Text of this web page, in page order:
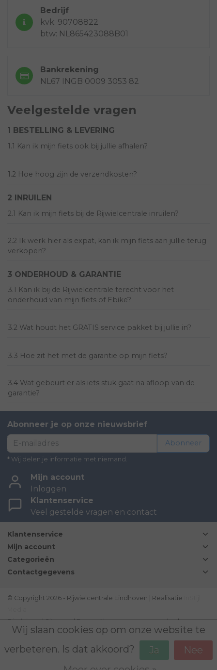
Bedrijf
kvk: 90708822
btw: NL865423088B01
Bankrekening
NL67 INGB 0009 3053 82
Veelgestelde vragen
1 BESTELLING & LEVERING
1.1 Kan ik mijn fiets ook bij jullie afhalen?
1.2 Hoe hoog zijn de verzendkosten?
2 INRUILEN
2.1 Kan ik mijn fiets bij de Rijwielcentrale inruilen?
2.2 Ik werk hier als expat, kan ik mijn fiets aan jullie terug
verkopen?
3 ONDERHOUD & GARANTIE
3.1 Kan ik bij de Rijwielcentrale terecht voor het
onderhoud van mijn fiets of Ebike?
3.2 Wat houdt het GRATIS service pakket bij jullie in?
3.3 Hoe zit het met de garantie op mijn fiets?
3.4 Wat gebeurt er als iets stuk gaat na afloop van de
garantie?
Abonneer je op onze nieuwsbrief
Abonneer
* Wij delen je informatie met niemand.
Mijn account
Inloggen
Klantenservice
Veel gestelde vragen en contact
Klantenservice
Mijn account
Categorieën
Contactgegevens
© Copyright 2026 - Rijwielcentrale Eindhoven | Realisatie
Disclaimer|Sitemap|Bovag Algemene voorwaarden|
Wij slaan cookies op om onze website te
verbeteren. Is dat akkoord?
Ja
Nee